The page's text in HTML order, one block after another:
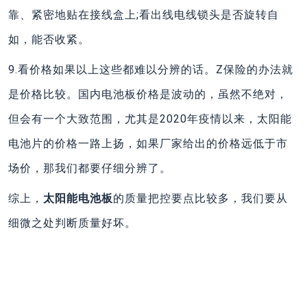
靠、紧密地贴在接线盒上;看出线电线锁头是否旋转自
如，能否收紧。
9.看价格如果以上这些都难以分辨的话。Z保险的办法就
是价格比较。国内电池板价格是波动的，虽然不绝对，
但会有一个大致范围，尤其是2020年疫情以来，太阳能
电池片的价格一路上扬，如果厂家给出的价格远低于市
场价，那我们都要仔细分辨了。
综上， 太阳能电池板的质量把控要点比较多，我们要从
细微之处判断质量好坏。